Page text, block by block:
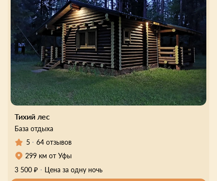
Тихий лес
База отдыха
5
64 отзывов
299 км от Уфы
3 500 ₽
Цена за одну ночь